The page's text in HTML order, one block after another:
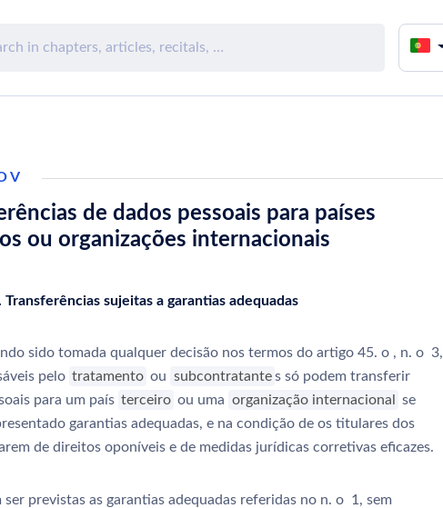
V
de dados pessoais para países
ou organizações internacionais
sujeitas a garantias adequadas
sido tomada qualquer decisão nos termos do artigo 45. o , n. o 3,
pelo tratamento ou subcontratante s só podem transferir
para um país terceiro ou uma organização internacional
se
garantias adequadas, e na condição de os titulares dos
de direitos oponíveis e de medidas jurídicas corretivas eficazes.
previstas as garantias adequadas referidas no n. o 1, sem